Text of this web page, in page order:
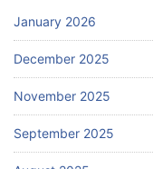
January 2026
December 2025
November 2025
September 2025